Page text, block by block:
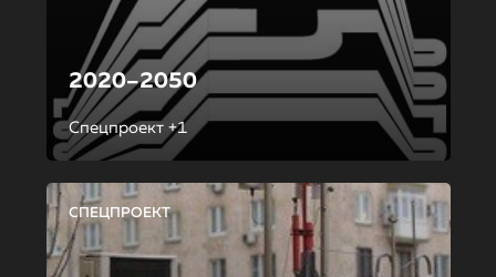
2020–2050
Спецпроект +1
СПЕЦПРОЕКТ